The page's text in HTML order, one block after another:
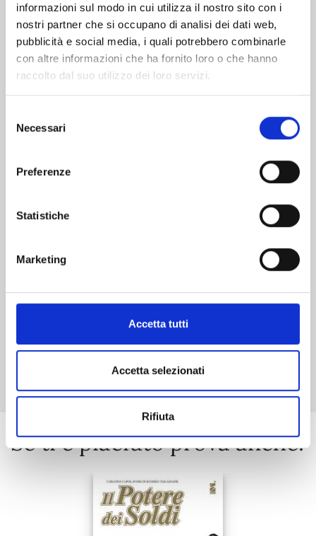
informazioni sul modo in cui utilizza il nostro sito con i
nostri partner che si occupano di analisi dei dati web,
pubblicità e social media, i quali potrebbero combinarle
con altre informazioni che ha fornito loro o che hanno
raccolto dal suo utilizzo dei loro servizi.
delNecessari
Preferenze
Statistiche
Marketing
Accetta tutti
Accetta selezionati
Rifiuta
Mostra tutto
Se ti è piaciuto prova anche: